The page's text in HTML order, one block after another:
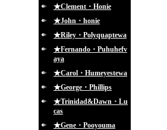
★Clement・Honie
★John・honie
★Riley・Polyquaptewa
★Fernando・Puhuhefv
aya
★Carol・Humeyestewa
★George・Phillips
★Trinidad&Dawn・Lu
cas
★Gene・Pooyouma